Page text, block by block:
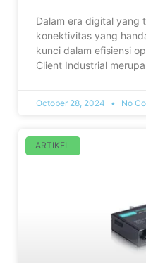
Dalam era digital yang
konektivitas yang
kunci dalam efisiensi
Client Industrial
October 28, 2024 No
ARTIKEL